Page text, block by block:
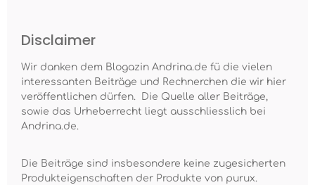
Disclaimer
Wir danken dem Blogazin Andrina.de fü die vielen
interessanten Beiträge und Rechnerchen die wir hier
veröffentlichen dürfen. Die Quelle aller Beiträge,
sowie das Urheberrecht liegt ausschliesslich bei
Andrina.de.
Die Beiträge sind insbesondere keine zugesicherten
Produkteigenschaften der Produkte von purux.